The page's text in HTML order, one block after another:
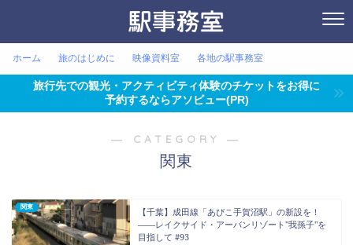
ホーム 旅のはじめに 映像資料室 各地の駅事務室
旅行先での観光・アクティビティ体験のチケットをお得に
予約するならアソビュー(PR)
― CATEGORY ―
関東
関東
【千葉】成田線「あびこ手賀沼駅」の新設を！
――レイクサイド・アーバンリゾート"我孫子"を
目指して #93